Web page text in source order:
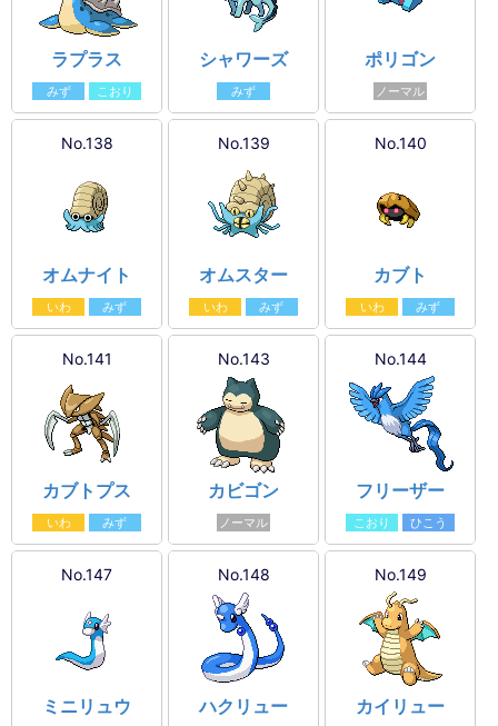
ラプラス
みず こおり
シャワーズ
みず
ポリゴン
ノーマル
No.138
オムナイト
いわ みず
No.139
オムスター
いわ みず
No.140
カブト
いわ みず
No.141
カブトプス
いわ みず
No.143
カビゴン
ノーマル
No.144
フリーザー
こおり ひこう
No.147
ミニリュウ
No.148
ハクリュー
No.149
カイリュー